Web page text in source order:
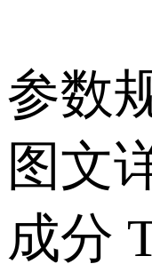
参数
图文
成分